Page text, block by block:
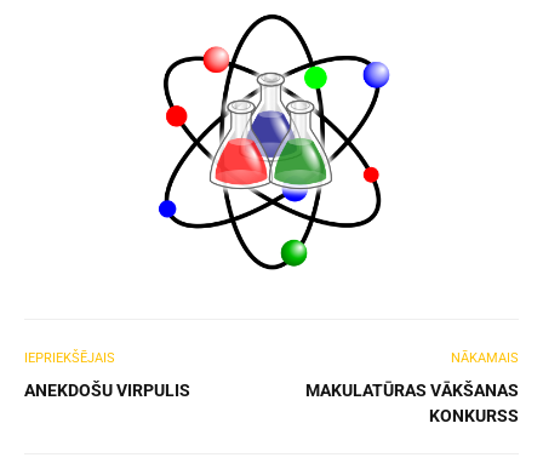
IEPRIEKŠĒJAIS
ANEKDOŠU VIRPULIS
NĀKAMAIS
MAKULATŪRAS VĀKŠANAS
KONKURSS